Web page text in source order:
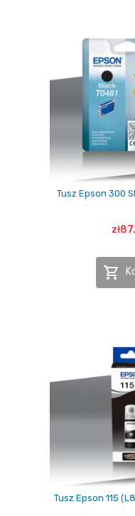
Tusz Epson 300

Tusz Epson 115